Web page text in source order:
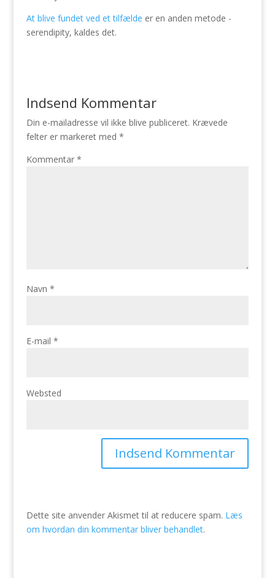
At blive fundet ved et tilfælde er en anden metode -
serendipity, kaldes det.
Indsend Kommentar
Din e-mailadresse vil ikke blive publiceret. Krævede
felter er markeret med *
Kommentar *
Navn *
E-mail *
Websted
Dette site anvender Akismet til at reducere spam. Læs
om hvordan din kommentar bliver behandlet.